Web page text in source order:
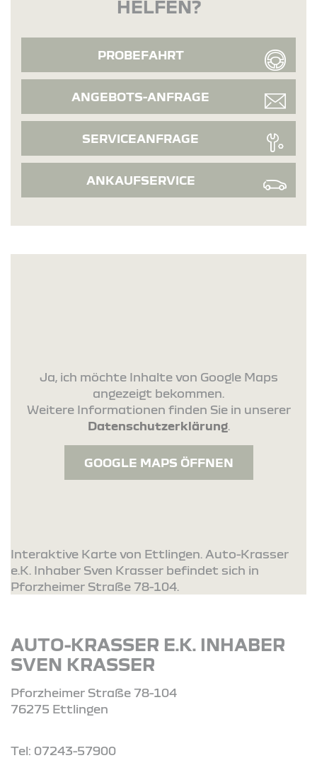
HELFEN?
PROBEFAHRT
ANGEBOTS-ANFRAGE
SERVICEANFRAGE
ANKAUFSERVICE
Ja, ich möchte Inhalte von Google Maps
angezeigt bekommen.
Weitere Informationen finden Sie in unserer
Datenschutzerklärung.
GOOGLE MAPS ÖFFNEN
Interaktive Karte von Ettlingen. Auto-Krasser
e.K. Inhaber Sven Krasser befindet sich in
Pforzheimer Straße 78-104.
AUTO-KRASSER E.K. INHABER
SVEN KRASSER
Pforzheimer Straße 78-104
76275 Ettlingen
Tel: 07243-57900